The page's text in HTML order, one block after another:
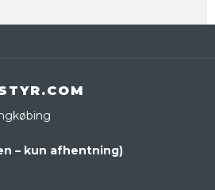
– kun afhentning)